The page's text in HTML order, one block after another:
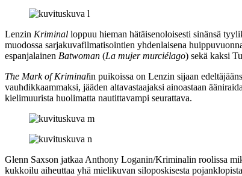
Lenzin Kriminal loppuu hieman hätäisenoloisesti sinänsä
muodossa sarjakuvafilmatisointien yhdenlaisena
espanjalainen Batwoman (La mujer murciélago) sekä kaksi
The Mark of Kriminalin puikoissa on Lenzin sijaan
vauhdikkaammaksi, jääden altavastaajaksi ainoastaan
kielimuurista huolimatta nautittavampi seurattava.
Glenn Saxson jatkaa Anthony Loganin/Kriminalin roolissa
kukkoilu aiheuttaa yhä mielikuvan siloposkisesta